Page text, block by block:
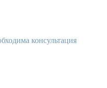
консультация